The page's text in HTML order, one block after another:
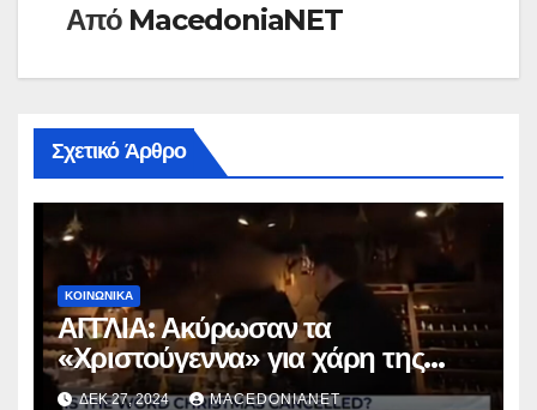
Από MacedoniaNET
Σχετικό Άρθρο
ΚΟΙΝΩΝΙΚΆ
ΑΓΓΛΙΑ: Ακύρωσαν τα
«Χριστούγεννα» για χάρη της
παγκοσμιοποίησης.
ΔΕΚ 27, 2024 MACEDONIANET